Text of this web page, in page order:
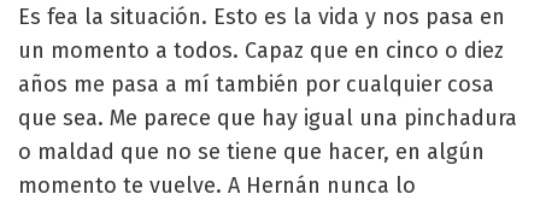
Es fea la situación. Esto es la vida y nos pasa en
un momento a todos. Capaz que en cinco o diez
años me pasa a mí también por cualquier cosa
que sea. Me parece que hay igual una pinchadura
o maldad que no se tiene que hacer, en algún
momento te vuelve. A Hernán nunca lo